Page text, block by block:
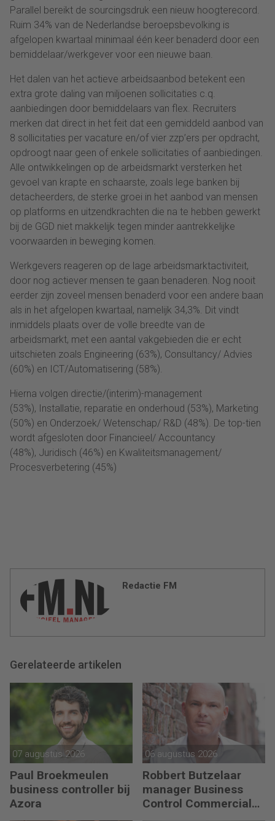
Parallel bereikt de sourcingsdruk een nieuw hoogterecord.
Ruim 34% van de Nederlandse beroepsbevolking is
afgelopen kwartaal minimaal één keer benaderd door een
bemiddelaar/werkgever voor een nieuwe baan.
Het dalen van het actieve arbeidsaanbod betekent een
extra grote daling van miljoenen sollicitaties c.q.
aanbiedingen door bemiddelaars van flex. Recruiters
merken dat direct in het feit dat een gemiddeld aanbod van
8 sollicitaties per vacature en/of vier zzp’ers per opdracht,
opdroogt naar geen of enkele sollicitaties of aanbiedingen.
Alle ontwikkelingen op de arbeidsmarkt versterken het
gevoel van krapte en schaarste, zoals lege banken bij
detacheerders, de sterke groei in het aanbod van mensen
op platforms en uitzendkrachten die na te hebben gewerkt
bij de GGD niet makkelijk tegen minder aantrekkelijke
voorwaarden in beweging komen.
Werkgevers reageren op de lage arbeidsmarktactiviteit,
door nog actiever mensen te gaan benaderen. Nog nooit
eerder zijn zoveel mensen benaderd voor een andere baan
als in het afgelopen kwartaal, namelijk 34,3%. Dit vindt
inmiddels plaats over de volle breedte van de
arbeidsmarkt, met een aantal vakgebieden die er echt
uitschieten zoals Engineering (63%), Consultancy/ Advies
(60%) en ICT/Automatisering (58%).
Hierna volgen directie/(interim)-management
(53%), Installatie, reparatie en onderhoud (53%), Marketing
(50%) en Onderzoek/ Wetenschap/ R&D (48%). De top-tien
wordt afgesloten door Financieel/ Accountancy
(48%), Juridisch (46%) en Kwaliteitsmanagement/
Procesverbetering (45%)
Redactie FM
Gerelateerde artikelen
07 augustus 2026
Paul Broekmeulen
business controller bij
Azora
06 augustus 2026
Robbert Butzelaar
manager Business
Control Commercial